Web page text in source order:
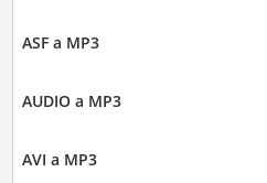
ASF a MP3
AUDIO a MP3
AVI a MP3